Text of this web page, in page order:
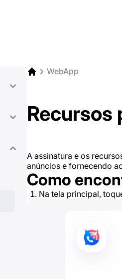
WebApp
Recursos
A assinatura e os
anúncios e fornecendo
Como
Na tela principal,